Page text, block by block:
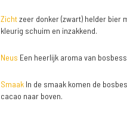
Zichtzeer donker (zwart) helder bier
kleurig schuim en inzakkend.
Neus Een heerlijk aroma van
SmaakIn de smaak komen de
cacao naar boven.